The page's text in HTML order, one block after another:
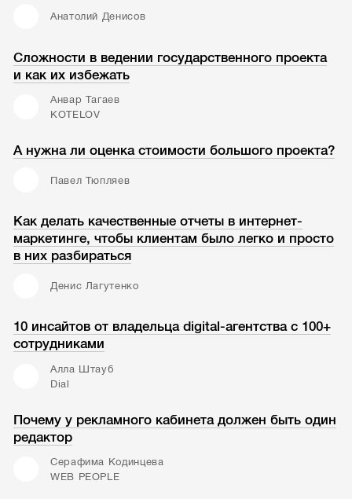
Анатолий Денисов
Сложности в ведении государственного проекта
и как их избежать
Анвар Тагаев
KOTELOV
А нужна ли оценка стоимости большого проекта?
Павел Тюпляев
Как делать качественные отчеты в интернет-
маркетинге, чтобы клиентам было легко и просто
в них разбираться
Денис Лагутенко
10 инсайтов от владельца digital-агентства с 100+
сотрудниками
Алла Штауб
Dial
Почему у рекламного кабинета должен быть один
редактор
Серафима Кодинцева
WEB PEOPLE